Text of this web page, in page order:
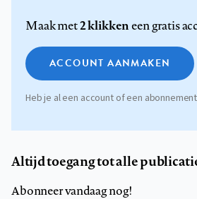
Maak met2 klikkeneen gratis
ACCOUNT AANMAKEN
Heb je al een account of een
Altijd toegang tot alle
Abonneer vandaag nog!